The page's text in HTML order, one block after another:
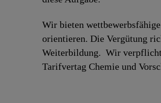
Wir bieten
orientieren. Die Vergütung
Weiterbildung. Wir
Tarifvertag Chemie und